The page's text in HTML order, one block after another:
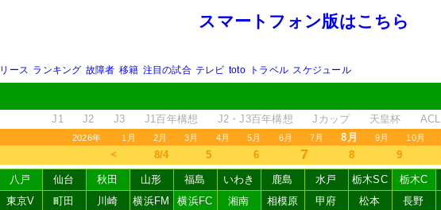
スマートフォン版はこちら
ース ランキング 故障者 移籍 注目の試合 テレビ toto トラベル スケジュール
J1 J2 J3 J1百年構想 J2・J3百年構想 Jカップ 天皇杯 ACL
2026年 1月 2月 3月 4月 5月 6月 7月 8月 9月 10月
＜ 8/4 5 6 7 8 9
八戸 仙台 秋田 山形 福島 いわき 鹿島 水戸 栃木SC 栃木C
東京V 町田 川崎 横浜FM 横浜FC 湘南 相模原 甲府 松本 長野